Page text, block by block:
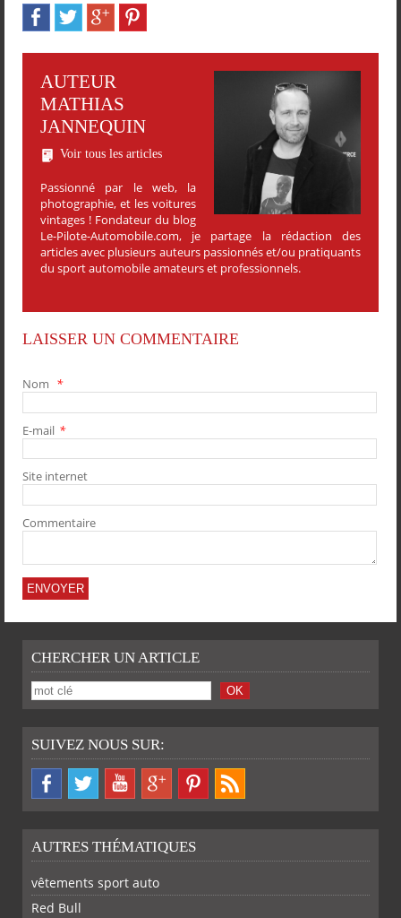
AUTEUR
MATHIAS
JANNEQUIN
Voir tous les articles
Passionné par le web, la
photographie, et les voitures
vintages ! Fondateur du blog
Le-Pilote-Automobile.com, je partage la rédaction des
articles avec plusieurs auteurs passionnés et/ou pratiquants
du sport automobile amateurs et professionnels.
LAISSER UN COMMENTAIRE
Nom *
E-mail *
Site internet
Commentaire
CHERCHER UN ARTICLE
SUIVEZ NOUS SUR:
AUTRES THÉMATIQUES
vêtements sport auto
Red Bull